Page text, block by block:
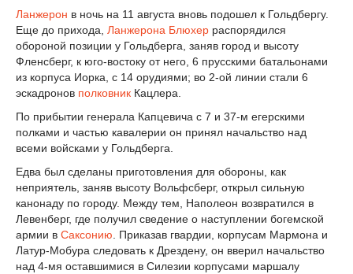
Ланжерон в ночь на 11 августа вновь подошел к Гольдбергу.
Еще до прихода, Ланжерона Блюхер распорядился
обороной позиции у Гольдберга, заняв город и высоту
Фленсберг, к юго-востоку от него, 6 прусскими батальонами
из корпуса Иорка, с 14 орудиями; во 2-ой линии стали 6
эскадронов полковник Кацлера.
По прибытии генерала Капцевича с 7 и 37-м егерскими
полками и частью кавалерии он принял начальство над
всеми войсками у Гольдберга.
Едва был сделаны приготовления для обороны, как
неприятель, заняв высоту Вольфсберг, открыл сильную
канонаду по городу. Между тем, Наполеон возвратился в
Левенберг, где получил сведение о наступлении богемской
армии в Саксонию . Приказав гвардии, корпусам Мармона и
Латур-Мобура следовать к Дрездену, он вверил начальство
над 4-мя оставшимися в Силезии корпусами маршалу